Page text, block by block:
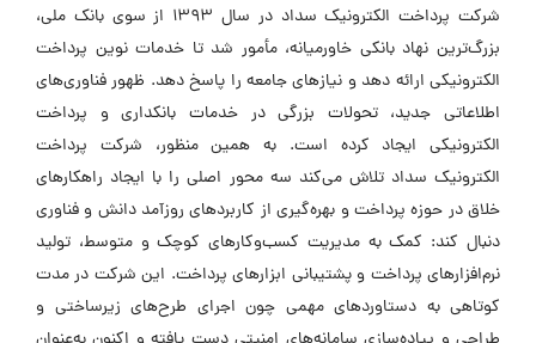
شرکت پرداخت الکترونیک سداد در سال ۱۳۹۳ از سوی بانک ملی،
بزرگ‌ترین نهاد بانکی خاورمیانه، مأمور شد تا خدمات نوین پرداخت
الکترونیکی ارائه دهد و نیازهای جامعه را پاسخ دهد. ظهور فناوری‌های
اطلاعاتی جدید، تحولات بزرگی در خدمات بانکداری و پرداخت
الکترونیکی ایجاد کرده است. به همین منظور، شرکت پرداخت
الکترونیک سداد تلاش می‌کند سه محور اصلی را با ایجاد راهکارهای
خلاق در حوزه پرداخت و بهره‌گیری از کاربردهای روزآمد دانش و فناوری
دنبال کند: کمک به مدیریت کسب‌وکارهای کوچک و متوسط، تولید
نرم‌افزارهای پرداخت و پشتیبانی ابزارهای پرداخت. این شرکت در مدت
کوتاهی به دستاوردهای مهمی چون اجرای طرح‌های زیرساختی و